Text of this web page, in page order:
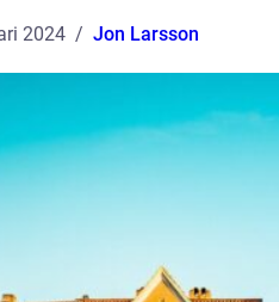
2024 Jon Larsson